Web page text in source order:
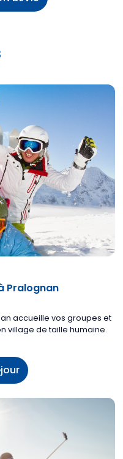
Pralognan
accueille vos groupes et
village de taille humaine.